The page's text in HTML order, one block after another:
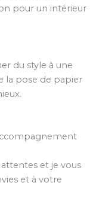
pour un intérieur
du style à une
la pose de papier
et je vous
et à votre